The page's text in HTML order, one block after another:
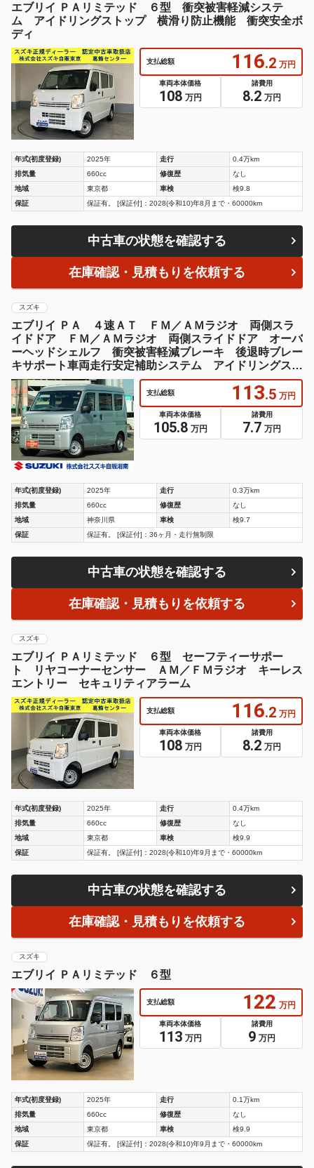
エブリイ ＰＡリミテッド ６型 衝突被害軽減システ
ム アイドリングストップ 横滑り防止機能 衝突安全ボ
ディ
支払総額 116.2 万円
車両本体価格
108 万円
諸費用
8.2 万円
年式(初度登録) 2025年 走行
0.4万km
排気量
660cc 修復歴
なし
地域
東京都 車検
検9.8
保証
保証有。 [保証付]：2028(令和10)年8月まで・60000km
中古車の状態を確認する
在庫確認・見積もりを依頼する
スズキ
エブリイ ＰＡ ４速ＡＴ ＦＭ／ＡＭラジオ 両側スラ
イドドア ＦＭ／ＡＭラジオ 両側スライドドア オーバ
ーヘッドシェルフ 衝突被害軽減ブレーキ 後退時ブレー
キサポート車両走行安定補助システム アイドリングスト
ップ オートライト 電源ソケット エアコン
支払総額 113.5 万円
車両本体価格
105.8 万円
諸費用
7.7 万円
年式(初度登録) 2025年 走行
0.3万km
排気量
660cc 修復歴
なし
地域
神奈川県 車検
検9.7
保証
保証有。 [保証付]：36ヶ月・走行無制限
中古車の状態を確認する
在庫確認・見積もりを依頼する
スズキ
エブリイ ＰＡリミテッド ６型 セーフティーサポー
ト リヤコーナーセンサー ＡＭ／ＦＭラジオ キーレス
エントリー セキュリティアラーム
支払総額 116.2 万円
車両本体価格
108 万円
諸費用
8.2 万円
年式(初度登録) 2025年 走行
0.4万km
排気量
660cc 修復歴
なし
地域
東京都 車検
検9.9
保証
保証有。 [保証付]：2028(令和10)年9月まで・60000km
中古車の状態を確認する
在庫確認・見積もりを依頼する
スズキ
エブリイ ＰＡリミテッド ６型
支払総額 122 万円
車両本体価格
113 万円
諸費用
9 万円
年式(初度登録) 2025年 走行
0.1万km
排気量
660cc 修復歴
なし
地域
東京都 車検
検9.9
保証
保証有。 [保証付]：2028(令和10)年9月まで・60000km